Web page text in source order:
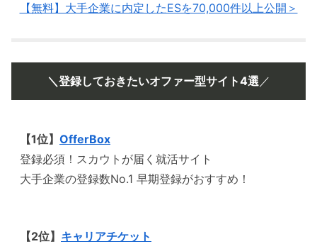
【無料】大手企業に内定したESを70,000件以上公開＞
＼登録しておきたいオファー型サイト4選／
【1位】 OfferBox
登録必須！スカウトが届く就活サイト
大手企業の登録数No.1 早期登録がおすすめ！
【2位】 キャリアチケット